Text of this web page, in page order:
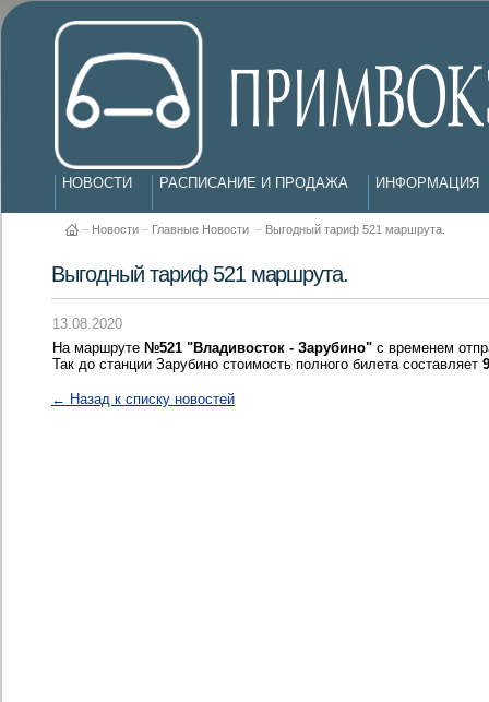
НОВОСТИ РАСПИСАНИЕ И ПРОДАЖА ИНФОРМАЦИЯ
– Новости – Главные Новости – Выгодный тариф 521 маршрута.
Выгодный тариф 521 маршрута.
13.08.2020
На маршруте №521 "Владивосток - Зарубино" с временем
Так до станции Зарубино стоимость полного билета составляет
← Назад к списку новостей